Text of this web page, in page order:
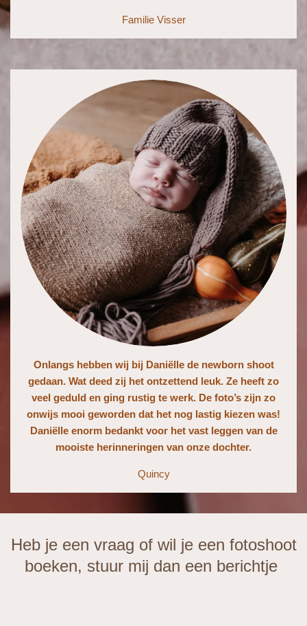
Familie Visser
Onlangs hebben wij bij Daniëlle de newborn shoot
gedaan. Wat deed zij het ontzettend leuk. Ze heeft zo
veel geduld en ging rustig te werk. De foto’s zijn zo
onwijs mooi geworden dat het nog lastig kiezen was!
Daniëlle enorm bedankt voor het vast leggen van de
mooiste herinneringen van onze dochter.
Quincy
Heb je een vraag of wil je een fotoshoot
boeken, stuur mij dan een berichtje